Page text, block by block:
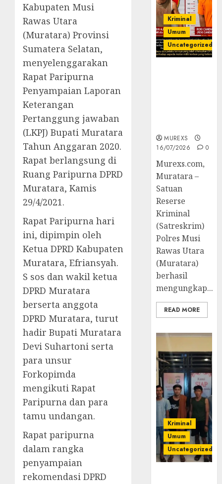
Kabupaten Musi
Rawas Utara
(Muratara) Provinsi
Sumatera Selatan,
menyelenggarakan
Rapat Paripurna
Penyampaian Laporan
Keterangan
Pertanggung jawaban
(LKPJ) Bupati Muratara
Tahun Anggaran 2020.
Rapat berlangsung di
Ruang Paripurna DPRD
Muratara, Kamis
29/4/2021.
Rapat Paripurna hari
ini, dipimpin oleh
Ketua DPRD Kabupaten
Muratara, Efriansyah.
S sos dan wakil ketua
DPRD Muratara
berserta anggota
DPRD Muratara, turut
hadir Bupati Muratara
Devi Suhartoni serta
para unsur
Forkopimda
mengikuti Rapat
Paripurna dan para
tamu undangan.
Rapat paripurna
dalam rangka
penyampaian
rekomendasi DPRD
Kriminal
Umum
Uncategorized
MUREXS
16/07/2026
0
Murexs.com,
Muratara –
Satuan
Reserse
Kriminal
(Satreskrim)
Polres Musi
Rawas Utara
(Muratara)
berhasil
mengungkap...
READ MORE
Kriminal
Umum
Uncategorized